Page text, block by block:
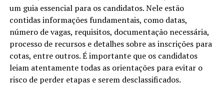
um guia essencial para os candidatos. Nele estão
contidas informações fundamentais, como datas,
número de vagas, requisitos, documentação necessária,
processo de recursos e detalhes sobre as inscrições para
cotas, entre outros. É importante que os candidatos
leiam atentamente todas as orientações para evitar o
risco de perder etapas e serem desclassificados.